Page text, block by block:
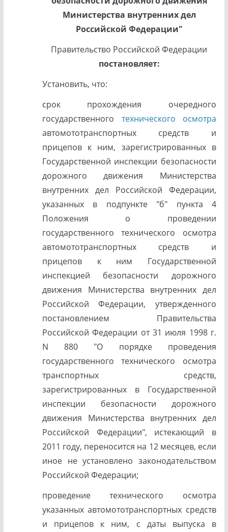
Министерства внутренних дел
Российской Федерации"
Правительство Российской Федерации
постановляет:
Установить, что:
срок прохождения очередного
государственного технического осмотра
автомототранспортных средств и
прицепов к ним, зарегистрированных в
Государственной инспекции безопасности
дорожного движения Министерства
внутренних дел Российской Федерации,
указанных в подпункте "б" пункта 4
Положения о проведении
государственного технического осмотра
автомототранспортных средств и
прицепов к ним Государственной
инспекцией безопасности дорожного
движения Министерства внутренних дел
Российской Федерации, утвержденного
постановлением Правительства
Российской Федерации от 31 июля 1998 г.
N 880 "О порядке проведения
государственного технического осмотра
транспортных средств,
зарегистрированных в Государственной
инспекции безопасности дорожного
движения Министерства внутренних дел
Российской Федерации", истекающий в
2011 году, переносится на 12 месяцев, если
иное не установлено законодательством
Российской Федерации;
проведение технического осмотра
указанных автомототранспортных средств
и прицепов к ним, с даты выпуска в